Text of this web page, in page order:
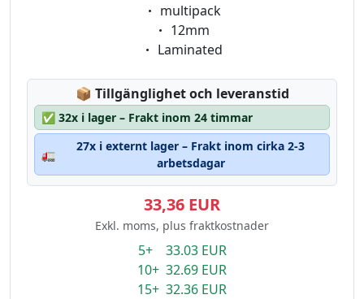
Eigenschaft:
multipack
Eigenschaft:
12mm
Eigenschaft:
Laminated
📦 Lagerstatus:
Tillgänglighet och leveranstid
✅ 32x i lager – Frakt inom 24 timmar
🚛
27x i externt lager – Frakt inom cirka 2-3
arbetsdagar
33,36 EUR
Exkl. moms, plus fraktkostnader
5+ 33.03 EUR
10+ 32.69 EUR
15+ 32.36 EUR